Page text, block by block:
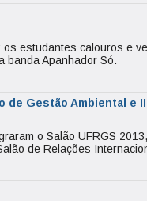
estudantes calouros e
banda Apanhador Só.
de Gestão Ambiental e
o Salão UFRGS
de Relações